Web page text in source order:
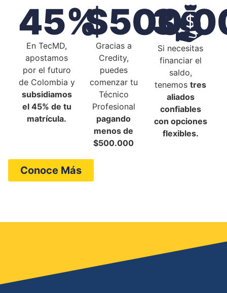
45%
En TecMD,
apostamos
por el futuro
de Colombia y
subsidiamos
el 45% de tu
matrícula.​
$
Gracias a
Credity,
puedes
comenzar tu
Técnico
Profesional
pagando
menos de
$500.000​
3
Si necesitas
financiar el
saldo,
tenemos tres
aliados
confiables
con opciones
flexibles.​
Conoce Más